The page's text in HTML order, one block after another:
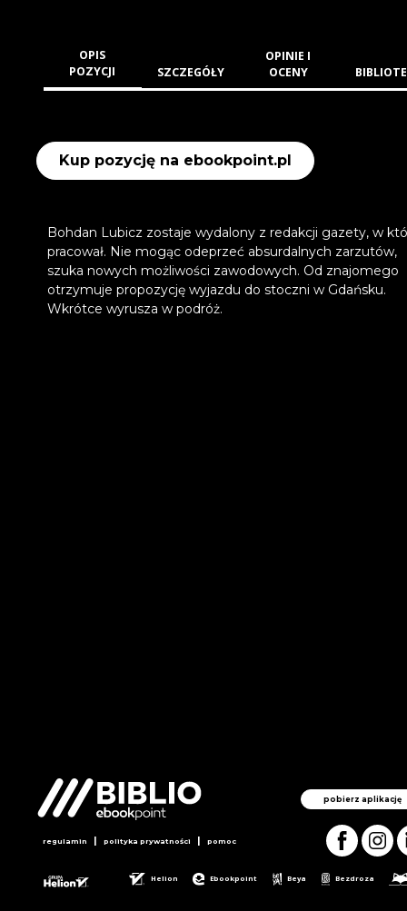
OPIS
POZYCJI
SZCZEGÓŁY
OPINIE I
OCENY
Kup pozycję na ebookpoint.pl
Bohdan Lubicz zostaje wydalony z redakcji gazety, w
pracował. Nie mogąc odeprzeć absurdalnych zarzutów,
szuka nowych możliwości zawodowych. Od znajomego
otrzymuje propozycję wyjazdu do stoczni w Gdańsku.
Wkrótce wyrusza w podróż.
pobierz aplikację
regulamin | polityka prywatności | pomoc
Helion Ebookpoint Beya Bezdroza